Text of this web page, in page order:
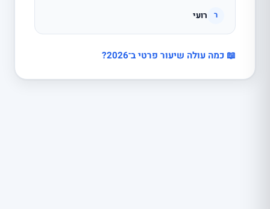
ר רועי
📖 כמה עולה שיעור פרטי ב־2026?